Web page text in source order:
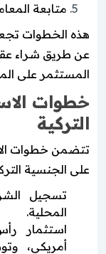
متابعة
هذه الخطوات
عن طريق شراء
المستثمر على
خطوات
التركية
تتضمن خطوات
على الجنسية
تسجيل
المحلية.